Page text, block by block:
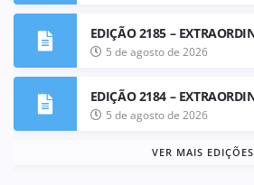
EDIÇÃO 2185 –
5 de agosto de 2026
EDIÇÃO 2184 –
5 de agosto de 2026
VER MAIS EDIÇÕES